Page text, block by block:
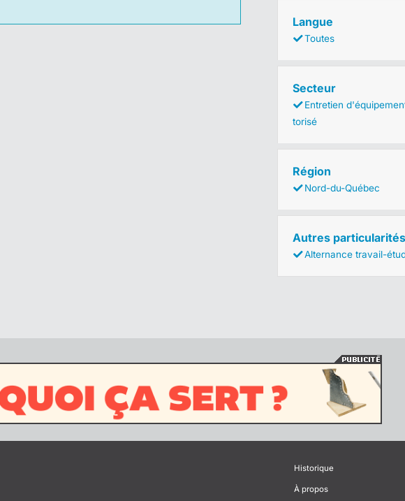
Langue
Toutes
Secteur
Entretien
torisé
Région
Nord-du-Québec
Autres particularités
Alternance travail-
Historique
À propos